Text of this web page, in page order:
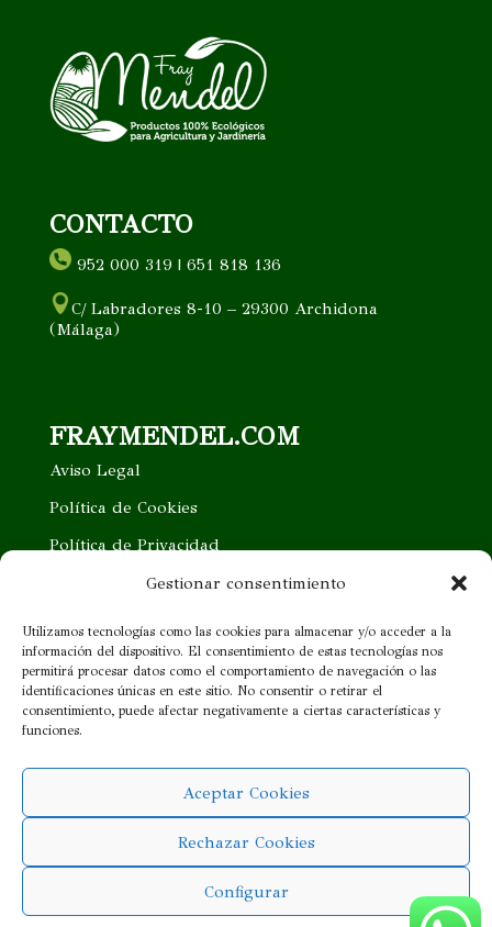
Gestionar consentimiento
Utilizamos tecnologías como las cookies para almacenar y/o acceder a la
información del dispositivo. El consentimiento de estas tecnologías nos
permitirá procesar datos como el comportamiento de navegación o las
identificaciones únicas en este sitio. No consentir o retirar el
consentimiento, puede afectar negativamente a ciertas características y
funciones.
Aceptar Cookies
Rechazar Cookies
Configurar
CONTACTO
952 000 319 | 651 818 136
C/ Labradores 8-10 – 29300 Archidona
(Málaga)
FRAYMENDEL.COM
Aviso Legal
Política de Cookies
Política de Privacidad
Trabaja con nosotros
Proveedor cercano
¡SÍGUENOS!